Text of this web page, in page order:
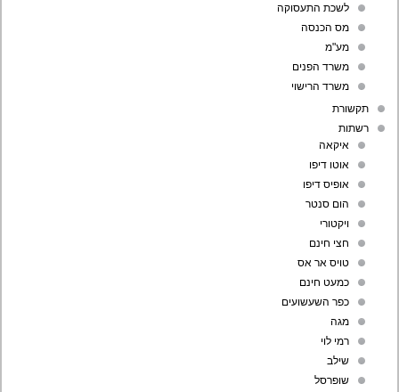
לשכת התעסוקה
מס הכנסה
מע"מ
משרד הפנים
משרד הרישוי
תקשורת
רשתות
איקאה
אוטו דיפו
אופיס דיפו
הום סנטר
ויקטורי
חצי חינם
טויס אר אס
כמעט חינם
כפר השעשועים
מגה
רמי לוי
שילב
שופרסל